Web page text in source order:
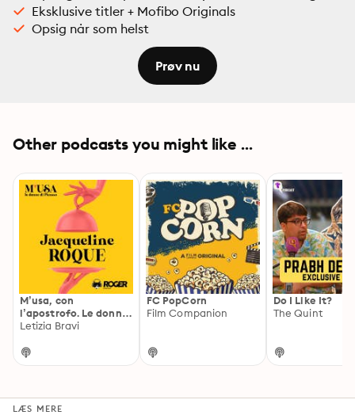
Eksklusive titler + Mofibo Originals
Opsig når som helst
Prøv nu
Other podcasts you might like ...
M’usa, con
l’apostrofo. Le donne
di Picasso
Letizia Bravi
FC PopCorn
Film Companion
Do I Like It?
The Quint
LÆS MERE